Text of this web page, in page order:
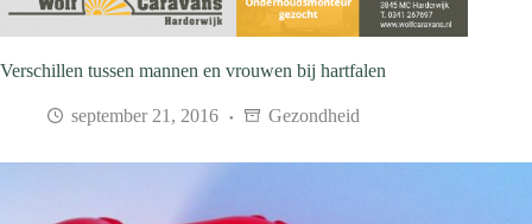
Verschillen tussen mannen en vrouwen bij hartfalen
september 21, 2016 Gezondheid